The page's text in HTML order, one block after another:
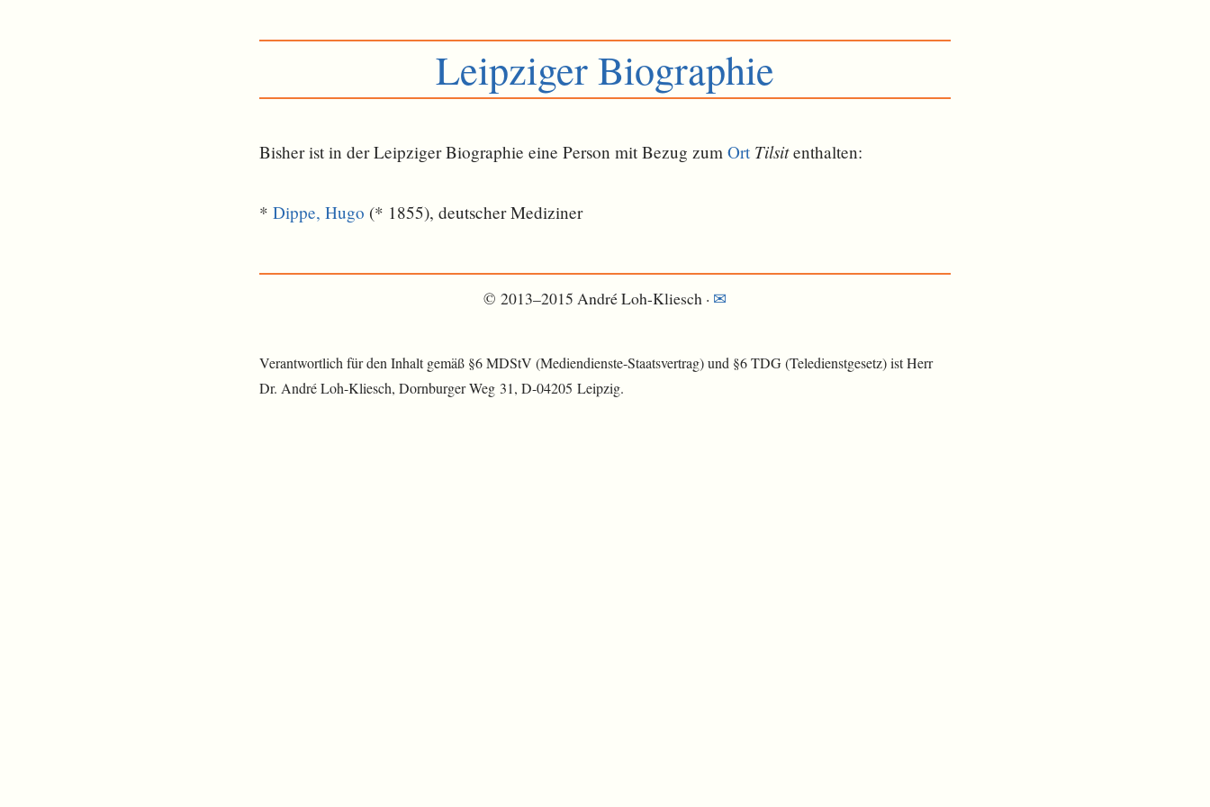
Leipziger Biographie
Bisher ist in der Leipziger Biographie eine Person mit Bezug zum Ort Tilsitent­halten:
* Dippe, Hugo (* 1855), deutscher Mediziner
© 2013–2015 André Loh-Kliesch · ✉
Verantwortlich für den Inhalt gemäß §6 MDStV (Mediendienste-Staatsvertrag) und §6 TDG (Teledienstgesetz) ist Herr
Dr. André Loh-Kliesch, Dornburger Weg 31, D-04205 Leipzig.